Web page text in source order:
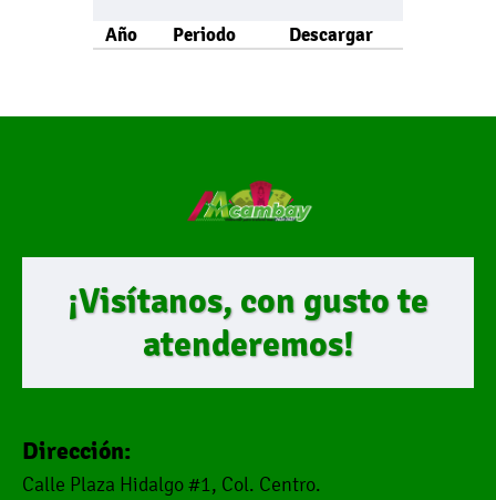
Año Periodo Descargar
¡Visítanos, con gusto te
atenderemos!
Dirección:
Calle Plaza Hidalgo #1, Col. Centro.